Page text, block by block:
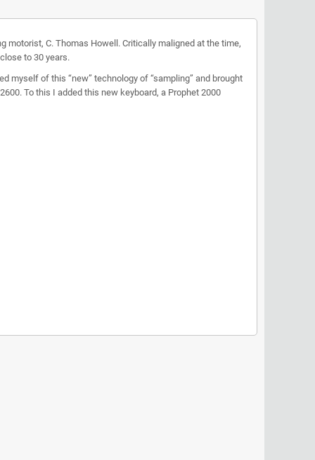
motorist, C. Thomas Howell. Critically maligned at the time,
to 30 years.
myself of this “new” technology of “sampling” and brought
To this I added this new keyboard, a Prophet 2000